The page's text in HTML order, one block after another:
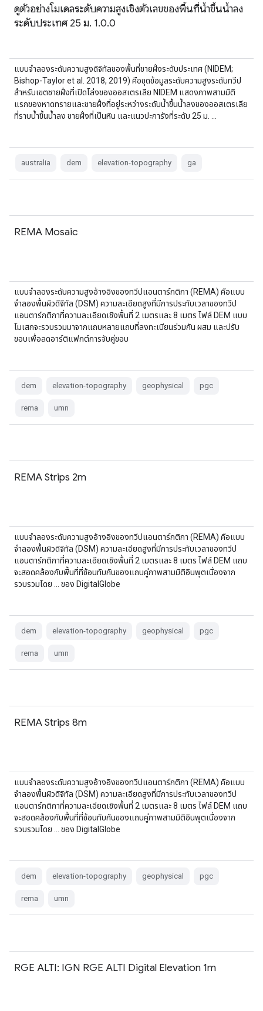
ดูตัวอย่างโมเดลระดับความสูงเชิงตัวเลขของพื้นที่น้ำขึ้นน้ำลง
ระดับประเทศ 25 ม. 1.0.0
แบบจำลองระดับความสูงดิจิทัลของพื้นที่ชายฝั่งระดับประเทศ (NIDEM;
Bishop-Taylor et al. 2018, 2019) คือชุดข้อมูลระดับความสูงระดับทวีป
สำหรับเขตชายฝั่งที่เปิดโล่งของออสเตรเลีย NIDEM แสดงภาพสามมิติ
แรกของหาดทรายและชายฝั่งที่อยู่ระหว่างระดับน้ำขึ้นน้ำลงของออสเตรเลีย
ที่ราบน้ำขึ้นน้ำลง ชายฝั่งที่เป็นหิน และแนวปะการังที่ระดับ 25 ม. …
australia dem elevation-topography ga
REMA Mosaic
แบบจำลองระดับความสูงอ้างอิงของทวีปแอนตาร์กติกา (REMA) คือแบบ
จำลองพื้นผิวดิจิทัล (DSM) ความละเอียดสูงที่มีการประทับเวลาของทวีป
แอนตาร์กติกาที่ความละเอียดเชิงพื้นที่ 2 เมตรและ 8 เมตร ไฟล์ DEM แบบ
โมเสกจะรวบรวมมาจากแถบหลายแถบที่ลงทะเบียนร่วมกัน ผสม และปรับ
ขอบเพื่อลดอาร์ติแฟกต์การจับคู่ขอบ
dem elevation-topography geophysical pgc
rema umn
REMA Strips 2m
แบบจำลองระดับความสูงอ้างอิงของทวีปแอนตาร์กติกา (REMA) คือแบบ
จำลองพื้นผิวดิจิทัล (DSM) ความละเอียดสูงที่มีการประทับเวลาของทวีป
แอนตาร์กติกาที่ความละเอียดเชิงพื้นที่ 2 เมตรและ 8 เมตร ไฟล์ DEM แถบ
จะสอดคล้องกับพื้นที่ที่ซ้อนทับกันของแถบคู่ภาพสามมิติอินพุตเนื่องจาก
รวบรวมโดย … ของ DigitalGlobe
dem elevation-topography geophysical pgc
rema umn
REMA Strips 8m
แบบจำลองระดับความสูงอ้างอิงของทวีปแอนตาร์กติกา (REMA) คือแบบ
จำลองพื้นผิวดิจิทัล (DSM) ความละเอียดสูงที่มีการประทับเวลาของทวีป
แอนตาร์กติกาที่ความละเอียดเชิงพื้นที่ 2 เมตรและ 8 เมตร ไฟล์ DEM แถบ
จะสอดคล้องกับพื้นที่ที่ซ้อนทับกันของแถบคู่ภาพสามมิติอินพุตเนื่องจาก
รวบรวมโดย … ของ DigitalGlobe
dem elevation-topography geophysical pgc
rema umn
RGE ALTI: IGN RGE ALTI Digital Elevation 1m